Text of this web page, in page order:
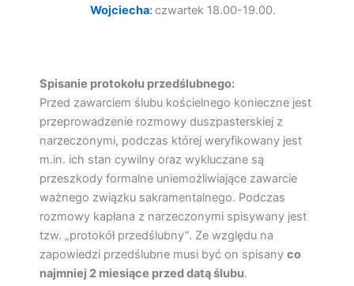
Wojciecha:czwartek 18.00-19.00.
Spisanie protokołu przedślubnego:
Przed zawarciem ślubu kościelnego konieczne jest
przeprowadzenie rozmowy duszpasterskiej z
narzeczonymi, podczas której weryfikowany jest
m.in. ich stan cywilny oraz wykluczane są
przeszkody formalne uniemożliwiające zawarcie
ważnego związku sakramentalnego. Podczas
rozmowy kapłana z narzeczonymi spisywany jest
tzw. „protokół przedślubny”. Ze względu na
zapowiedzi przedślubne musi być on spisany co
najmniej 2 miesiące przed datą ślubu.